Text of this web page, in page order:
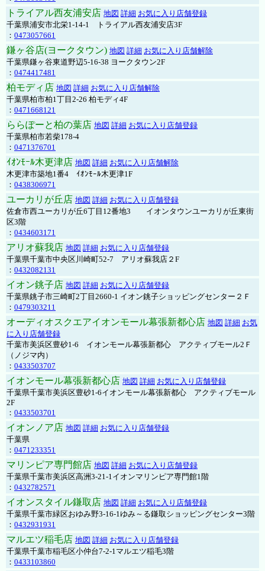
トライアル西友浦安店 地図 詳細 お気に入り店舗登録
千葉県浦安市北栄1-14-1 トライアル西友浦安店3F
： 0473057661
鎌ヶ谷店(ヨークタウン) 地図 詳細 お気に入り店舗解除
千葉県鎌ヶ谷東道野辺5-16-38 ヨークタウン2F
： 0474417481
柏モディ店 地図 詳細 お気に入り店舗解除
千葉県柏市柏1丁目2-26 柏モディ4F
： 0471668121
ららぽーと柏の葉店 地図 詳細 お気に入り店舗登録
千葉県柏市若柴178-4
： 0471376701
ｲｵﾝﾓｰﾙ木更津店 地図 詳細 お気に入り店舗解除
木更津市築地1番4 ｲｵﾝﾓｰﾙ木更津1F
： 0438306971
ユーカリが丘店 地図 詳細 お気に入り店舗登録
佐倉市西ユーカリが丘6丁目12番地3 イオンタウンユーカリが丘東街
区3階
： 0434603171
アリオ蘇我店 地図 詳細 お気に入り店舗登録
千葉県千葉市中央区川崎町52-7 アリオ蘇我店２F
： 0432082131
イオン銚子店 地図 詳細 お気に入り店舗登録
千葉県銚子市三崎町2丁目2660-1 イオン銚子ショッピングセンター２Ｆ
： 0479303211
オーディオスクエアイオンモール幕張新都心店 地図 詳細 お気
に入り店舗登録
千葉市美浜区豊砂1-6 イオンモール幕張新都心 アクティブモール2Ｆ
（ノジマ内）
： 0433503707
イオンモール幕張新都心店 地図 詳細 お気に入り店舗登録
千葉県千葉市美浜区豊砂1-6イオンモール幕張新都心 アクティブモール
2F
： 0433503701
イオンノア店 地図 詳細 お気に入り店舗登録
千葉県
： 0471233351
マリンピア専門館店 地図 詳細 お気に入り店舗登録
千葉県千葉市美浜区高洲3-21-1イオンマリンピア専門館1階
： 0432782571
イオンスタイル鎌取店 地図 詳細 お気に入り店舗登録
千葉県千葉市緑区おゆみ野3-16-1ゆみ～る鎌取ショッピングセンター3階
： 0432931931
マルエツ稲毛店 地図 詳細 お気に入り店舗登録
千葉県千葉市稲毛区小仲台7-2-1マルエツ稲毛3階
： 0433103860